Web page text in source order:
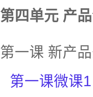
第四单元 产
第一课 新产
第一课微课1